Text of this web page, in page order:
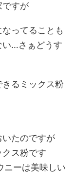
ですが
ってることも
い…さぁどうす
るミックス粉
たのですが
ス粉です
ニーは美味しい